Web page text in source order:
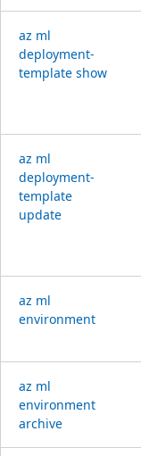
az ml
deployment-
template show
az ml
deployment-
template
update
az ml
environment
az ml
environment
archive